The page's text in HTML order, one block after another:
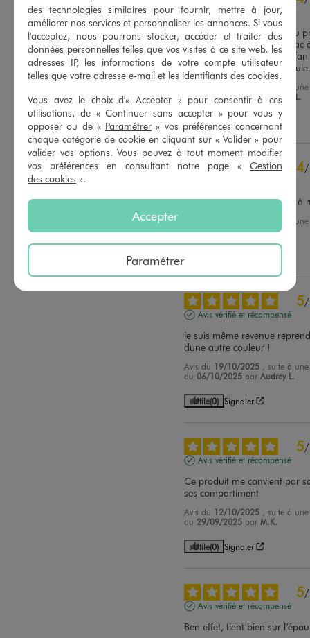
Basé sur 28
avis soumis à un
contrôle
5étoiles
20
4étoiles
7
3étoiles
1
2étoiles
0
1étoile
Trier les avis
Avis vérifié et récompensé
Bon produit par rapport au
n'avais jamais acheté un sac
anses , je ne suis pas très
tendance à glisser de l'épaule
, suite à
du07/03/2026 parSandrine L.
Utile Signaler
4/
Je ne l ai pas encore offert à
, suite à
du06/12/2025 parM.T.
5/
Avis vérifié et récompensé
je suis même revenue
dune autre couleur !
Avis du 19/10/2025
, suite à
du06/10/2025 parAudrey L.
Utile(0) Signaler
5/
Avis vérifié et récompensé
Ce produit me convient par
ses compartiment
Avis du 12/10/2025
, suite à
du 29/09/2025 parM.K.
Utile(0) Signaler
5/
Avis vérifié et récompensé
Ben effet, tient bien sur
des technologies similaires pour fournir, mettre à jour,
améliorer nos services et personnaliser les annonces. Si vous
l'acceptez, nous pourrons stocker, accéder et traiter des
données personnelles telles que vos visites à ce site web, les
adresses IP, les informations de votre compte utilisateur
telles que votre adresse e-mail et les identifiants des cookies.
Vous avez le choix d'« Accepter » pour consentir à ces
utilisations, de « Continuer sans accepter » pour vous y
opposer ou de « Paramétrer » vos préférences concernant
chaque catégorie de cookie en cliquant sur « Valider » pour
valider vos options. Vous pouvez à tout moment modifier
vos préférences en consultant notre page « Gestion
des cookies ».
Accepter
Paramétrer